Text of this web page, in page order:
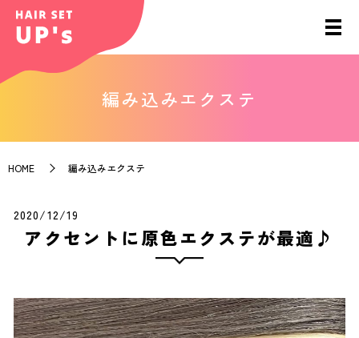
編み込みエクステ
HOME 編み込みエクステ
2020/12/19
アクセントに原色エクステが最適♪